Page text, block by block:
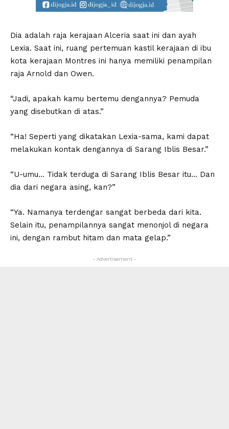
Dia adalah raja kerajaan Alceria saat ini dan ayah
Lexia. Saat ini, ruang pertemuan kastil kerajaan di ibu
kota kerajaan Montres ini hanya memiliki penampilan
raja Arnold dan Owen.
“Jadi, apakah kamu bertemu dengannya? Pemuda
yang disebutkan di atas.”
“Ha! Seperti yang dikatakan Lexia-sama, kami dapat
melakukan kontak dengannya di Sarang Iblis Besar.”
“U-umu… Tidak terduga di Sarang Iblis Besar itu… Dan
dia dari negara asing, kan?”
“Ya. Namanya terdengar sangat berbeda dari kita.
Selain itu, penampilannya sangat menonjol di negara
ini, dengan rambut hitam dan mata gelap.”
- Advertisement -